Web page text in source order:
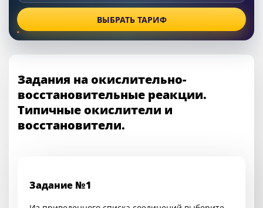
ВЫБРАТЬ ТАРИФ
Задания на окислительно-
восстановительные реакции.
Типичные окислители и
восстановители.
Задание №1